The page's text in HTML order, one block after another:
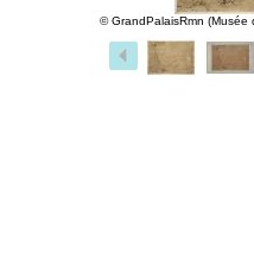
© GrandPalaisRmn (Musée